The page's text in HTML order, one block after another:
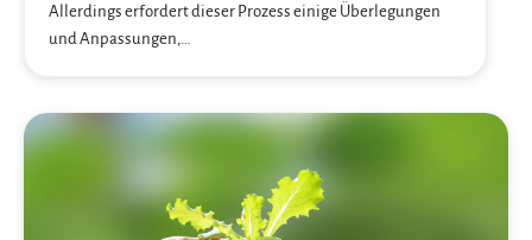
Allerdings erfordert dieser Prozess einige Überlegungen
und Anpassungen,…